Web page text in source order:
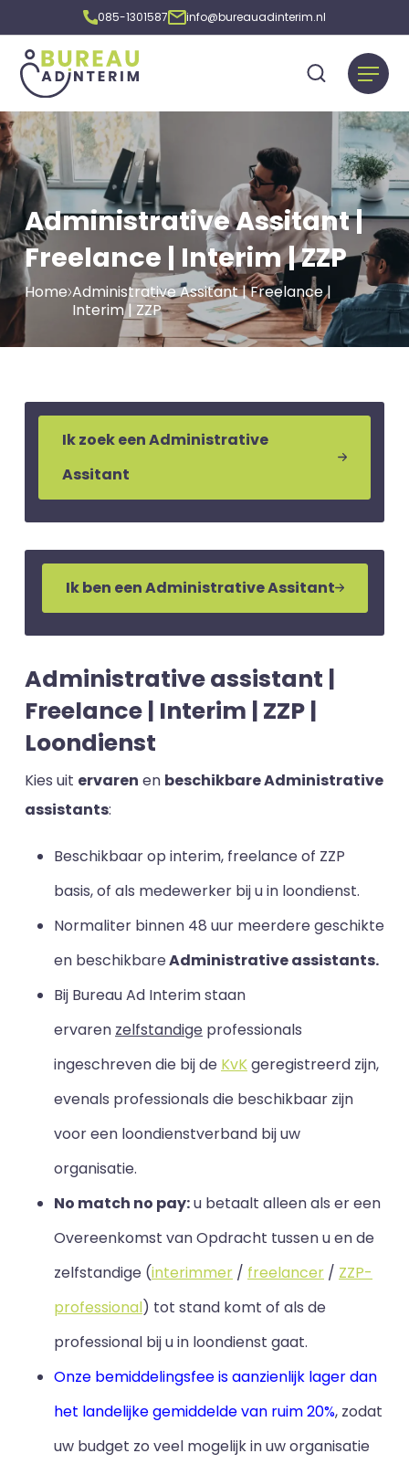
085-1301587 info@bureauadinterim.nl
Administrative Assitant |
Freelance | Interim | ZZP
Home Administrative Assitant | Freelance |
Interim | ZZP
Ik zoek een Administrative
Assitant
Ik ben een Administrative Assitant
Administrative assistant |
Freelance | Interim | ZZP |
Loondienst
Kies uit ervaren en beschikbare Administrative
assistants:
Beschikbaar op interim, freelance of ZZP
basis, of als medewerker bij u in loondienst.
Normaliter binnen 48 uur meerdere geschikte
en beschikbareAdministrative assistants.
Bij Bureau Ad Interim staan
ervaren zelfstandige professionals
ingeschreven die bij de KvKgeregistreerd zijn,
evenals professionals die beschikbaar zijn
voor een loondienstverband bij uw
organisatie.
No match no pay:u betaalt alleen als er een
Overeenkomst van Opdracht tussen u en de
zelfstandige (interimmer / freelancer / ZZP-
professional) tot stand komt of als de
professional bij u in loondienst gaat.
Onze bemiddelingsfee is aanzienlijk lager dan
het landelijke gemiddelde van ruim 20%, zodat
uw budget zo veel mogelijk in uw organisatie